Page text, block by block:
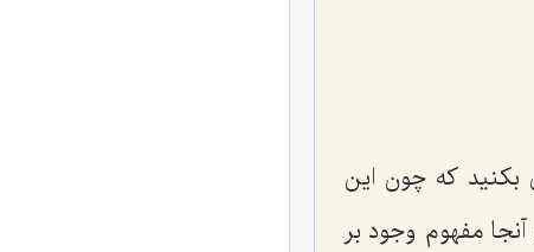
بکنید که چون این
مفهوم وجود بر